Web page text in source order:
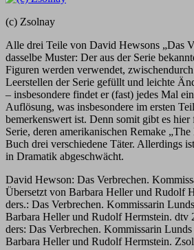
(c) Zsolnay
Alle drei Teile von David Hewsons „Das
dasselbe Muster: Der aus der Serie
Figuren werden verwendet,
Leerstellen der Serie gefüllt und leichte
– insbesondere findet er (fast) jedes Mal
Auflösung, was insbesondere im ersten
bemerkenswert ist. Denn somit gibt es
Serie, deren amerikanischen Remake
Buch drei verschiedene Täter. Allerdings
in Dramatik abgeschwächt.
David Hewson: Das Verbrechen.
Übersetzt von Barbara Heller und Rudolf
ders.: Das Verbrechen. Kommissarin
Barbara Heller und Rudolf Hermstein. dtv
ders: Das Verbrechen. Kommissarin
Barbara Heller und Rudolf Hermstein.